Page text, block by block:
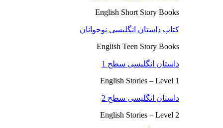
English Short Story Books
کتاب داستان انگلیسی نوجوانان
English Teen Story Books
داستان انگلیسی سطح 1
English Stories – Level 1
داستان انگلیسی سطح 2
English Stories – Level 2